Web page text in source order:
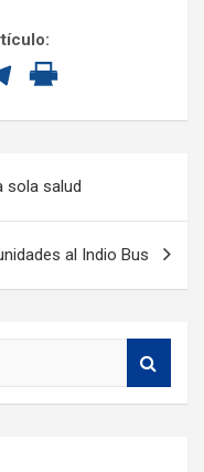
sola salud
al Indio Bus